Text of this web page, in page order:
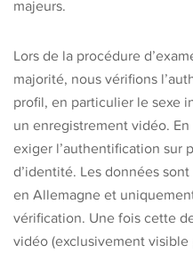
majeurs.
Lors de la procédure
majorité, nous vérifions
profil, en particulier le sexe
un enregistrement vidéo.
exiger l’authentification sur
d’identité. Les données
en Allemagne et
vérification. Une fois cette
vidéo (exclusivement